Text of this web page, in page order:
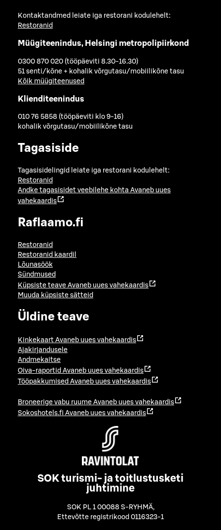
Kontaktandmed leiate iga restorani kodulehelt:
Restoranid
Müügiteenindus, Helsingi metropolipiirkond
0300 870 020 (tööpäeviti 8.30-16.30)
51 senti/kõne + kohalik võrgutasu/mobiilikõne tasu
Kõik müügiteenused
Klienditeenindus
010 76 5858 (tööpäeviti klo 9-16)
kohalik võrgutasu/mobiilikõne tasu
Tagasiside
Tagasisidelingid leiate iga restorani kodulehelt:
Restoranid
Andke tagasisidet veebilehe kohta Avaneb uues
vahekaardis
Raflaamo.fi
Restoranid
Restoranid kaardil
Lõunasöök
Sündmused
Küpsiste teave Avaneb uues vahekaardis
Muuda küpsiste sätteid
Üldine teave
Kinkekaart Avaneb uues vahekaardis
Ajakirjandusele
Andmekaitse
Oiva-raportid Avaneb uues vahekaardis
Tööpakkumised Avaneb uues vahekaardis
Broneerige vabu ruume Avaneb uues vahekaardis
Sokoshotels.fi Avaneb uues vahekaardis
SOK turismi- ja toitlustusketi
juhtimine
SOK PL 1 00088 S-RYHMÄ,
Ettevõtte registrikood 0116323-1